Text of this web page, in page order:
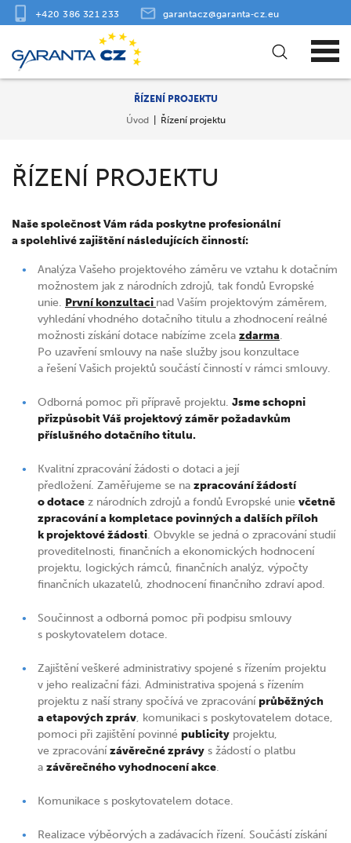
+420 386 321 233 garantacz@garanta‑cz.eu
ŘÍZENÍ PROJEKTU
Úvod
Řízení projektu
ŘÍZENÍ PROJEKTU
Naše společnost Vám ráda poskytne profesionální
a spolehlivé zajištění následujících činností:
Analýza Vašeho projektového záměru ve vztahu k dotačním
možnostem jak z národních zdrojů, tak fondů Evropské
unie. První konzultaci nad Vaším projektovým záměrem,
vyhledání vhodného dotačního titulu a zhodnocení reálné
možnosti získání dotace nabízíme zcela zdarma.
Po uzavření smlouvy na naše služby jsou konzultace
a řešení Vašich projektů součástí činností v rámci smlouvy.
Odborná pomoc při přípravě projektu. Jsme schopni
přizpůsobit Váš projektový záměr požadavkům
příslušného dotačního titulu.
Kvalitní zpracování žádosti o dotaci a její
předložení. Zaměřujeme se na zpracování žádostí
o dotace z národních zdrojů a fondů Evropské unie včetně
zpracování a kompletace povinných a dalších příloh
k projektové žádosti. Obvykle se jedná o zpracování studií
proveditelnosti, finančních a ekonomických hodnocení
projektu, logických rámců, finančních analýz, výpočty
finančních ukazatelů, zhodnocení finančního zdraví apod.
Součinnost a odborná pomoc při podpisu smlouvy
s poskytovatelem dotace.
Zajištění veškeré administrativy spojené s řízením projektu
v jeho realizační fázi. Administrativa spojená s řízením
projektu z naší strany spočívá ve zpracováníprůběžných
a etapových zpráv, komunikaci s poskytovatelem dotace,
pomoci při zajištění povinné publicity projektu,
ve zpracovánízávěrečné zprávy s žádostí o platbu
a závěrečného vyhodnocení akce.
Komunikace s poskytovatelem dotace.
Realizace výběorvých a zadávacích řízení. Součástí získání